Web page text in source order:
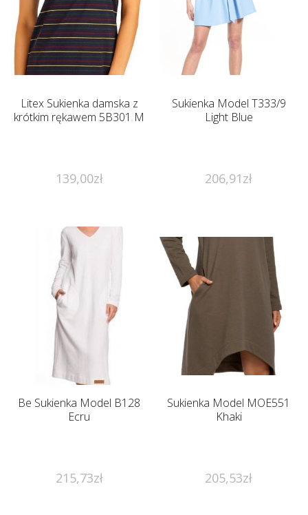
Litex Sukienka damska z
krótkim rękawem 5B301 M
139,00zł
Sukienka Model T333/9
Light Blue
206,91zł
Be Sukienka Model B128
Ecru
215,73zł
Sukienka Model MOE551
Khaki
205,53zł